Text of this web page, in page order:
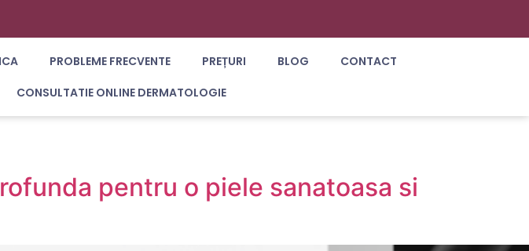
PROBLEME FRECVENTE PREȚURI BLOG
CONTACT
CONSULTATIE ONLINE DERMATOLOGIE
pentru o piele sanatoasa si